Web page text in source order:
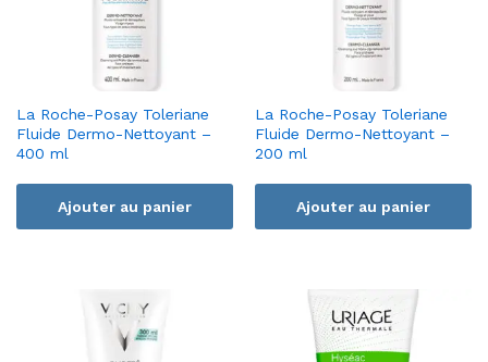
La Roche-Posay Toleriane
Fluide Dermo-Nettoyant –
400 ml
Ajouter au panier
La Roche-Posay Toleriane
Fluide Dermo-Nettoyant –
200 ml
Ajouter au panier